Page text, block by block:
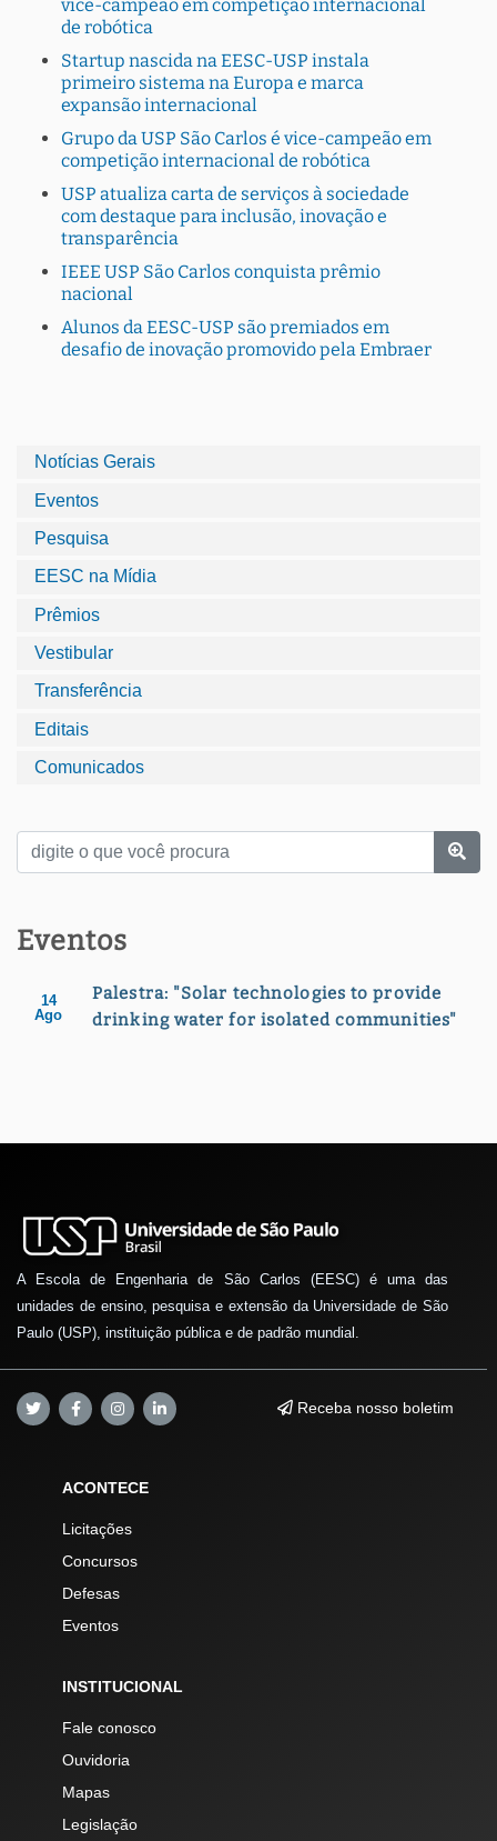
vice-campeão em competição internacional
de robótica
Startup nascida na EESC-USP instala
primeiro sistema na Europa e marca
expansão internacional
Grupo da USP São Carlos é vice-campeão em
competição internacional de robótica
USP atualiza carta de serviços à sociedade
com destaque para inclusão, inovação e
transparência
IEEE USP São Carlos conquista prêmio
nacional
Alunos da EESC-USP são premiados em
desafio de inovação promovido pela Embraer
Notícias Gerais
Eventos
Pesquisa
EESC na Mídia
Prêmios
Vestibular
Transferência
Editais
Comunicados
Eventos
14
Ago
Palestra: "Solar technologies to provide
drinking water for isolated communities"
A Escola de Engenharia de São Carlos (EESC) é uma das
unidades de ensino, pesquisa e extensão da Universidade de São
Paulo (USP), instituição pública e de padrão mundial.
Receba nosso boletim
ACONTECE
Licitações
Concursos
Defesas
Eventos
INSTITUCIONAL
Fale conosco
Ouvidoria
Mapas
Legislação